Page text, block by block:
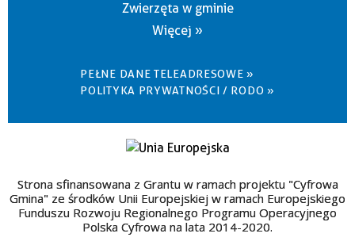
Zwierzęta w gminie
Więcej »
PEŁNE DANE TELEADRESOWE »
POLITYKA PRYWATNOŚCI / RODO »
Strona sfinansowana z Grantu w ramach projektu "Cyfrowa
Gmina" ze środków Unii Europejskiej w ramach Europejskiego
Funduszu Rozwoju Regionalnego Programu Operacyjnego
Polska Cyfrowa na lata 2014-2020.